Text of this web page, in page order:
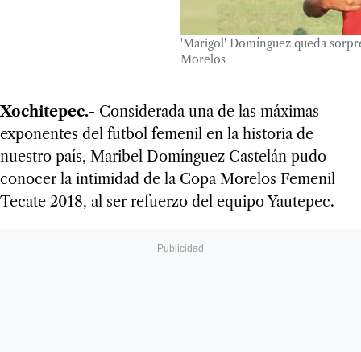
'Marigol' Domínguez queda
Morelos
Xochitepec.- Considerada una de las máximas
exponentes del futbol femenil en la historia de
nuestro país, Maribel Domínguez Castelán pudo
conocer la intimidad de la Copa Morelos Femenil
Tecate 2018, al ser refuerzo del equipo Yautepec.